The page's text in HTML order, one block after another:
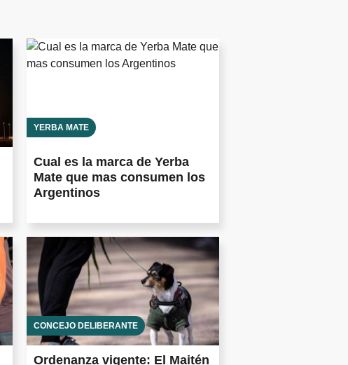
YERBA MATE
Cual es la marca de Yerba
Mate que mas consumen los
Argentinos
CONCEJO DELIBERANTE
Ordenanza vigente: El Maitén